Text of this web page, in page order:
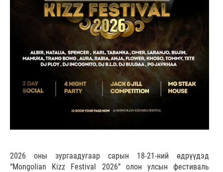
2026 оны зургаадугаар сарын 18-21-ний өдрүүдэд
“Mongolian Kizz Festival 2026” олон улсын фестиваль